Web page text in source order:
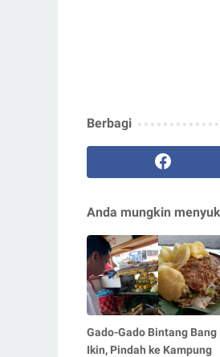
Berbagi
Anda mungkin
Gado-Gado Bintang Bang
Ikin, Pindah ke Kampung